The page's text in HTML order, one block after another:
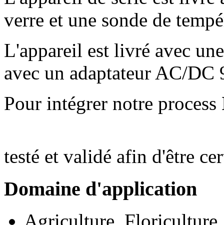
verre et une sonde de
L'appareil est livré avec
avec un adaptateur AC/
Pour intégrer notre process
testé et validé afin d'être
Domaine d'application